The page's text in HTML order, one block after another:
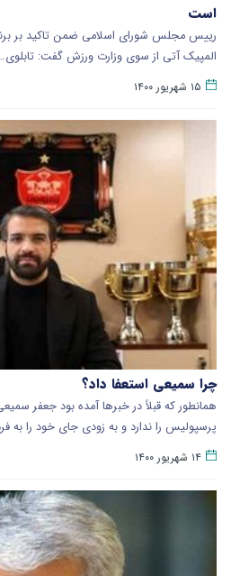
است
رییس مجلس شورای اسلامی ضمن تاکید بر
المپیک آتی از سوی وزارت ورزش گفت:
۱۵ شهریور ۱۴۰۰
چرا سمیعی استعفا داد؟
همانطور که قبلاً در خبرها آمده بود جعفر
پرسپولیس را ندارد و به زودی جای خود را به
۱۴ شهریور ۱۴۰۰